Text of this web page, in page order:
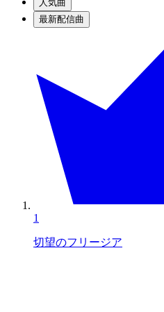
人気曲
最新配信曲
1
切望のフリージア